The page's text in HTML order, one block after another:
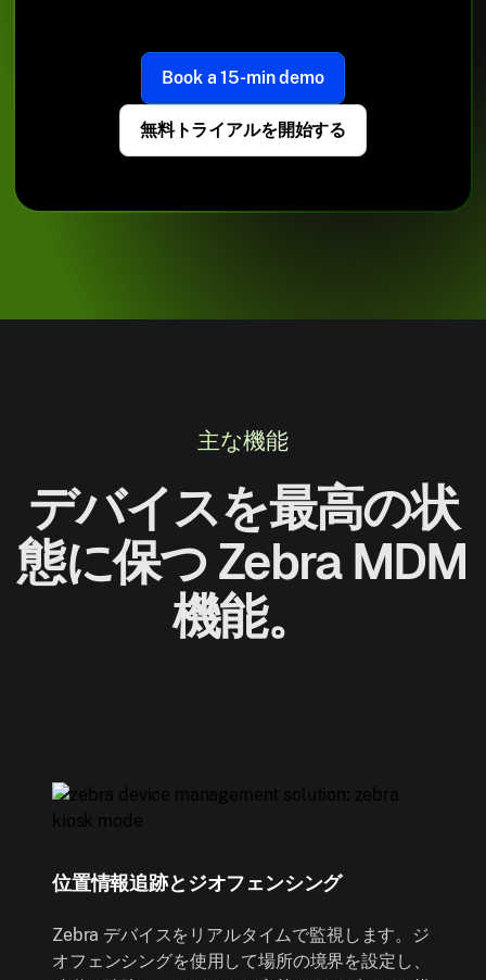
Book a 15-min demo
無料トライアルを開始する
主な機能
デバイスを最高の状
態に保つ Zebra MDM
機能。
位置情報追跡とジオフェンシング
Zebra デバイスをリアルタイムで監視します。ジ
オフェンシングを使用して場所の境界を設定し、